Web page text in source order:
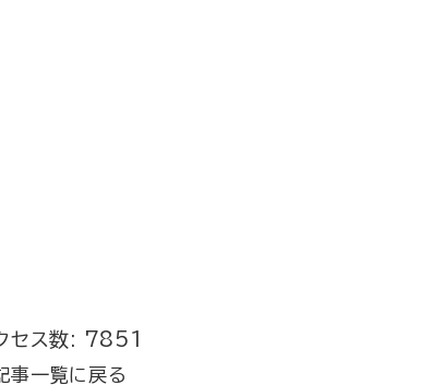
セス数: 7851
事一覧に戻る